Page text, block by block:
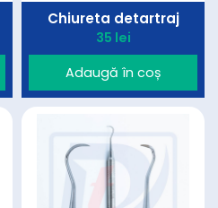
Chiureta detartraj
35 lei
Adaugă în coș